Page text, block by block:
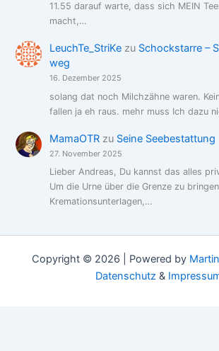
11.55 darauf warte, dass sich MEIN
macht,…
LeuchTe_StriKezu Schockstarre –
weg
16. Dezember 2025
solang dat noch Milchzähne waren.
fallen ja eh raus. mehr muss Ich dazu
MamaOTRzu Seine Seebestattung
27. November 2025
Lieber Andreas, Du kannst das alles
Um die Urne über die Grenze zu
Kremationsunterlagen,…
Copyright © 2026 | Powered by
Datenschutz&